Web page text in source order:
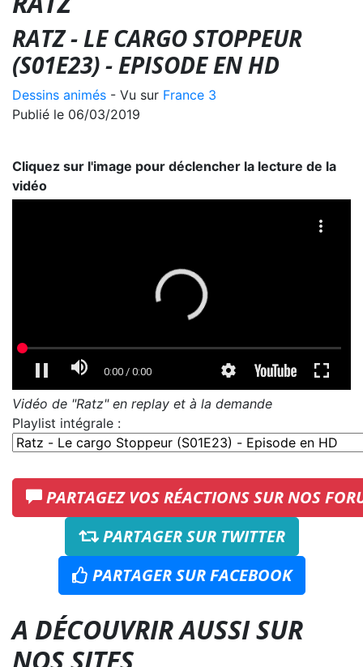
RATZ - LE CARGO STOPPEUR
(S01E23) - EPISODE EN HD
Dessins animés - Vu sur France 3
Publié le 06/03/2019
Cliquez sur l'image pour déclencher la lecture de la
vidéo
Vidéo de "Ratz" en replay et à la demande
Playlist intégrale :
PARTAGEZ VOS RÉACTIONS SUR NOS
PARTAGER SUR TWITTER
PARTAGER SUR FACEBOOK
A DÉCOUVRIR AUSSI SUR